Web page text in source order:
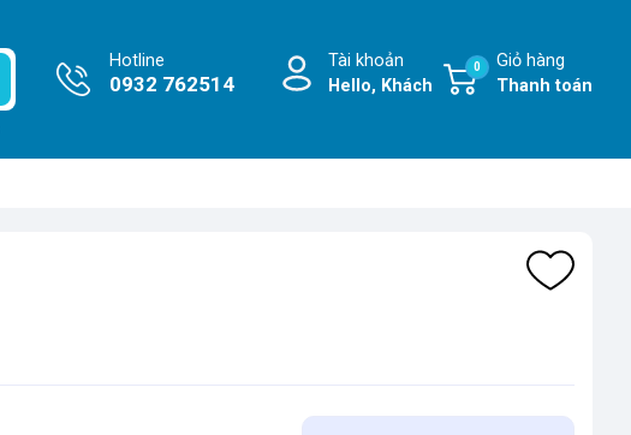
Hotline
0932 762514
Tài khoản
Hello, Khách
Giỏ hàng
Thanh toán
0